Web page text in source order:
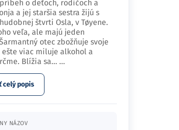
o deťoch, rodičoch a
a jej staršia sestra žijú s
štvrti Osla, v Tøyene.
veľa, ale majú jeden
otec zbožňuje svoje
ešte viac miluje alkohol a
Blížia sa… ...
celý popis
NÁZOV